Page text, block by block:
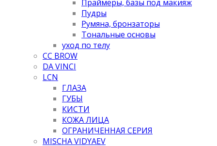
Праймеры, базы под макияж
Пудры
Румяна, бронзаторы
Тональные основы
уход по телу
CC BROW
DA VINCI
LCN
ГЛАЗА
ГУБЫ
КИСТИ
КОЖА ЛИЦА
ОГРАНИЧЕННАЯ СЕРИЯ
MISCHA VIDYAEV